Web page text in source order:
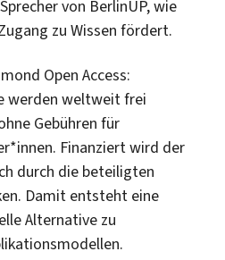
von BerlinUP, wie
zu Wissen fördert.
Open Access:
werden weltweit frei
Gebühren für
Finanziert wird der
durch die beteiligten
Damit entsteht eine
Alternative zu